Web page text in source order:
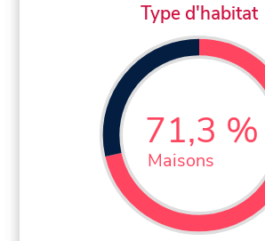
Type d'habitat
71,3 %
Maisons